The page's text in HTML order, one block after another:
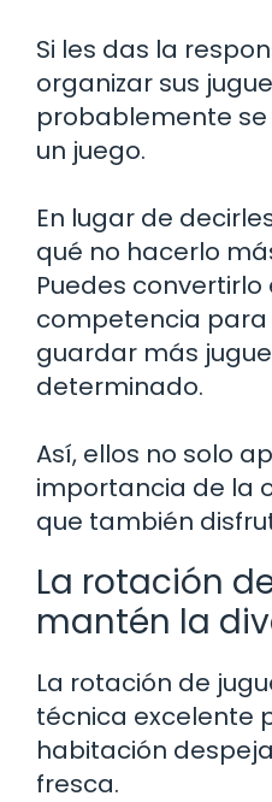
Si les das la
organizar sus
probablemente
un juego.
En lugar de
qué no hacerlo
Puedes convertirlo
competencia para
guardar más
determinado.
Así, ellos no solo
importancia de la
que también
La rotación
mantén la
La rotación de
técnica excelente
habitación
fresca.